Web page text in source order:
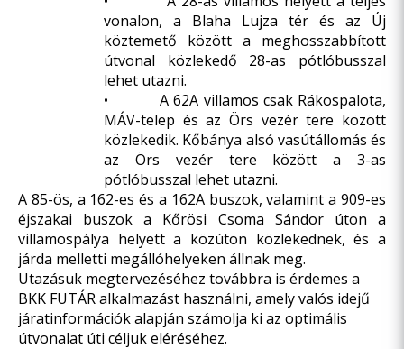
vonalon, a Blaha Lujza tér és az Új
köztemető között a meghosszabbított
útvonal közlekedő 28-as pótlóbusszal
lehet utazni.
• A 62A villamos csak Rákospalota,
MÁV-telep és az Örs vezér tere között
közlekedik. Kőbánya alsó vasútállomás és
az Örs vezér tere között a 3-as
pótlóbusszal lehet utazni.
A 85-ös, a 162-es és a 162A buszok, valamint a 909-es
éjszakai buszok a Kőrösi Csoma Sándor úton a
villamospálya helyett a közúton közlekednek, és a
járda melletti megállóhelyeken állnak meg.
Utazásuk megtervezéséhez továbbra is érdemes a
BKK FUTÁRalkalmazást használni, amely valós idejű
járatinformációk alapján számolja ki az optimális
útvonalat úti céljuk eléréséhez.